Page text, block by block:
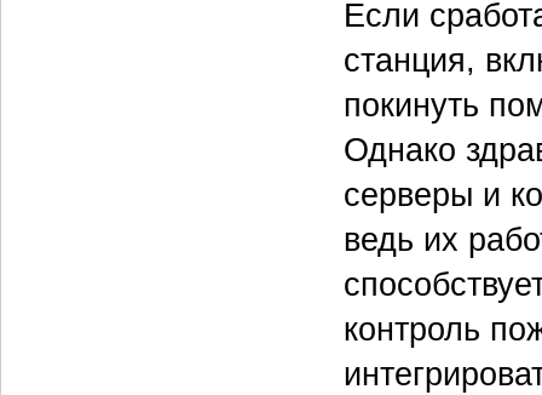
Если
станция,
покинуть
Однако
серверы и
ведь их
контроль